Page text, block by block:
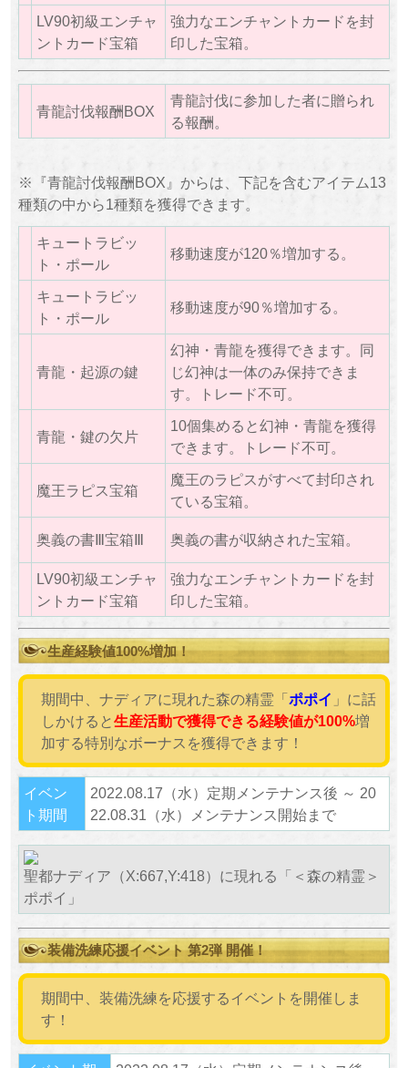
LV90初級エンチャ
ントカード宝箱
強力なエンチャントカードを封
印した宝箱。
青龍討伐報酬BOX
青龍討伐に参加した者に贈られ
る報酬。
※『青龍討伐報酬BOX』からは、下記を含むアイテム13
種類の中から1種類を獲得できます。
キュートラビッ
ト・ポール
移動速度が120％増加する。
キュートラビッ
ト・ポール
移動速度が90％増加する。
青龍・起源の鍵
幻神・青龍を獲得できます。同
じ幻神は一体のみ保持できま
す。トレード不可。
青龍・鍵の欠片
10個集めると幻神・青龍を獲得
できます。トレード不可。
魔王ラピス宝箱
魔王のラピスがすべて封印され
ている宝箱。
奥義の書Ⅲ宝箱Ⅲ 奥義の書が収納された宝箱。
LV90初級エンチャ
ントカード宝箱
強力なエンチャントカードを封
印した宝箱。
生産経験値100%増加！
期間中、ナディアに現れた森の精霊「ポポイ 」に話
しかけると生産活動で獲得できる経験値が100%増
加する特別なボーナスを獲得できます！
イベン
ト期間
2022.08.17（水）定期メンテナンス後 ～ 20
22.08.31（水）メンテナンス開始まで
聖都ナディア（X:667,Y:418）に現れる「＜森の精霊＞
ポポイ」
装備洗練応援イベント 第2弾 開催！
期間中、装備洗練を応援するイベントを開催しま
す！